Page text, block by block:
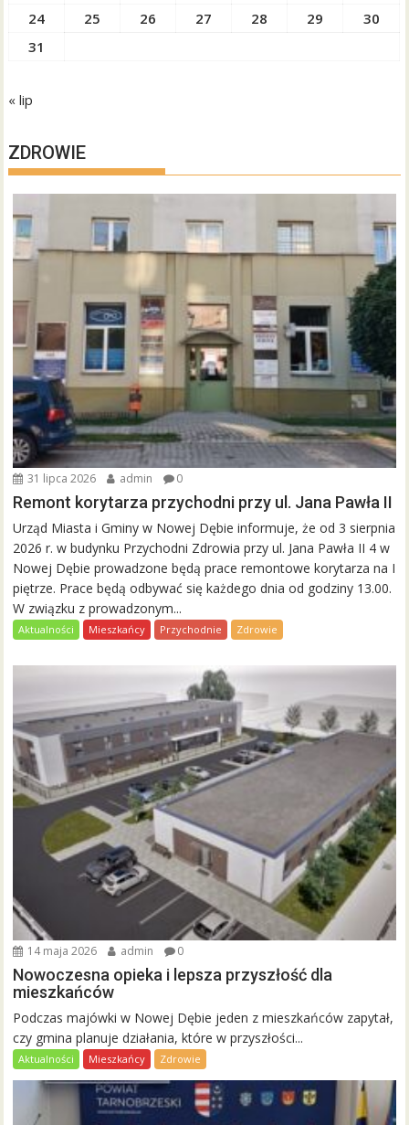
24
25 26 27 28 29
30
31
« lip
ZDROWIE
31 lipca 2026 admin 0
Remont korytarza przychodni przy ul. Jana Pawła II
Urząd Miasta i Gminy w Nowej Dębie informuje, że od 3 sierpnia
2026 r. w budynku Przychodni Zdrowia przy ul. Jana Pawła II 4 w
Nowej Dębie prowadzone będą prace remontowe korytarza na I
piętrze. Prace będą odbywać się każdego dnia od godziny 13.00.
W związku z prowadzonym...
Aktualności Mieszkańcy Przychodnie Zdrowie
14 maja 2026 admin 0
Nowoczesna opieka i lepsza przyszłość dla
mieszkańców
Podczas majówki w Nowej Dębie jeden z mieszkańców zapytał,
czy gmina planuje działania, które w przyszłości...
Aktualności Mieszkańcy Zdrowie